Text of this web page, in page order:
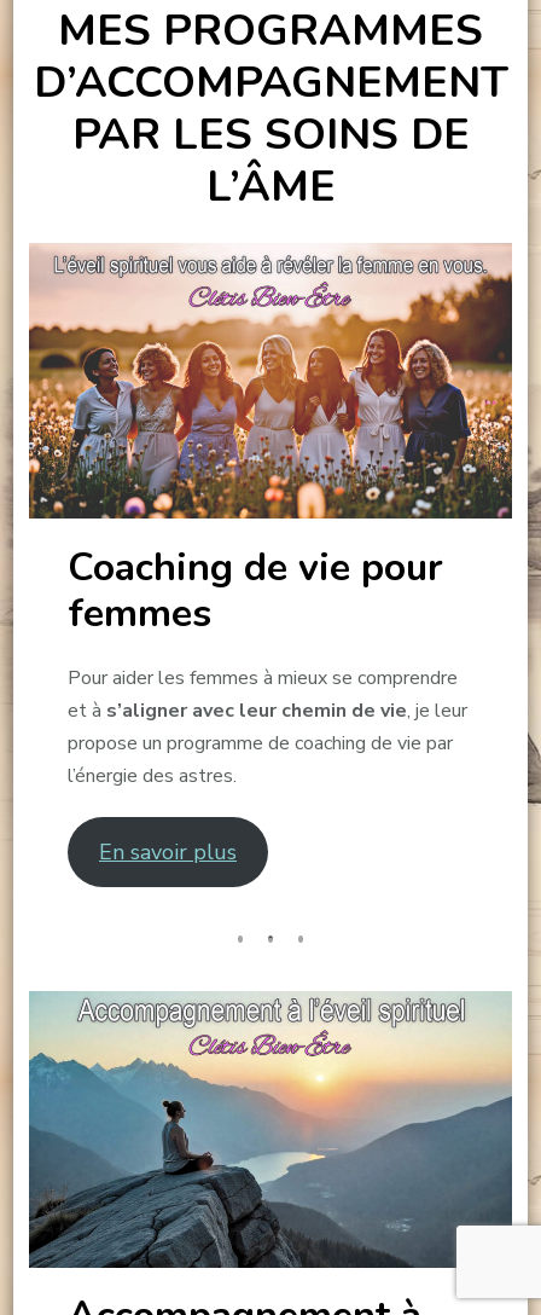
MES PROGRAMMES
D’ACCOMPAGNEMENT
PAR LES SOINS DE
L’ÂME
Coaching de vie pour
femmes
Pour aider les femmes à mieux se comprendre
et à s’aligner avec leur chemin de vie, je leur
propose un programme de coaching de vie par
l’énergie des astres.
En savoir plus